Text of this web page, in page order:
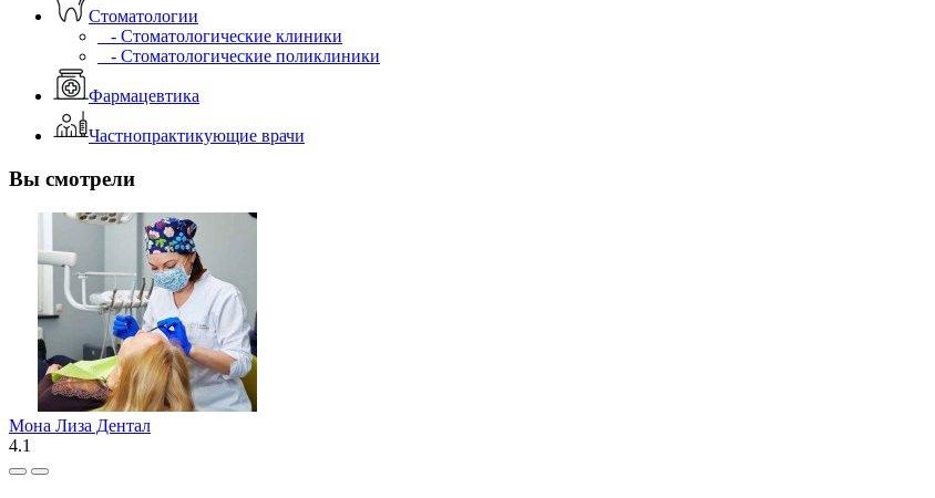
Стоматологии
- Стоматологические клиники
- Стоматологические поликлиники
Фармацевтика
Частнопрактикующие врачи
Вы смотрели
Мона Лиза Дентал
4.1